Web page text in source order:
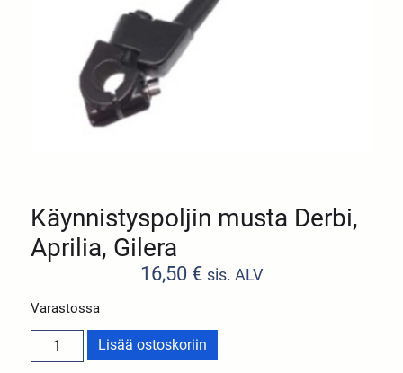
Käynnistyspoljin musta Derbi,
Aprilia, Gilera
16,50 € sis. ALV
Varastossa
Lisää ostoskoriin